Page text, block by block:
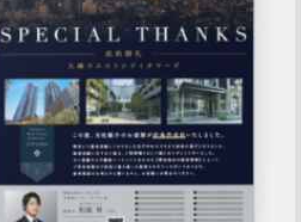
Update:2026.01.08
マンションエリア広告人気商品実績
訴求新作クール五反田センターアフ
ターフォロー反響成約御礼
詳しく見る